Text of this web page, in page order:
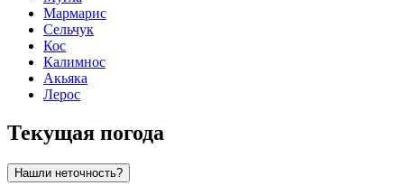
Мармарис
Сельчук
Кос
Калимнос
Акьяка
Лерос
Текущая погода
Нашли неточность?